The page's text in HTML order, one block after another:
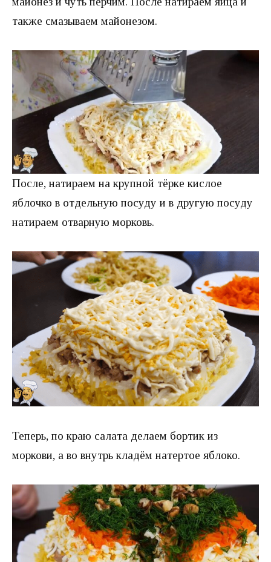
также смазываем майонезом.
После, натираем на крупной тёрке кислое
яблочко в отдельную посуду и в другую посуду
натираем отварную морковь.
Теперь, по краю салата делаем бортик из
моркови, а во внутрь кладём натертое яблоко.